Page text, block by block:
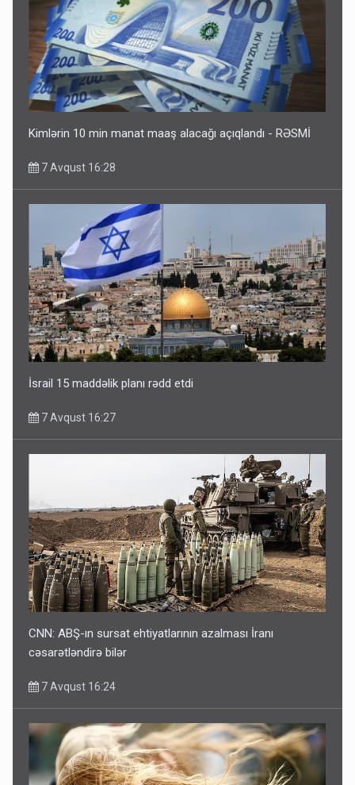
Kimlərin 10 min manat maaş alacağı açıqlandı - RƏSMİ
7 Avqust 16:28
İsrail 15 maddəlik planı rədd etdi
7 Avqust 16:27
CNN: ABŞ-ın sursat ehtiyatlarının azalması İranı
cəsarətləndirə bilər
7 Avqust 16:24